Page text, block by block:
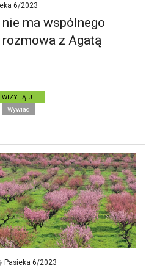
6/2023
ma wspólnego
z Agatą
WIZYTĄ U ...
Wywiad
Pasieka 6/2023